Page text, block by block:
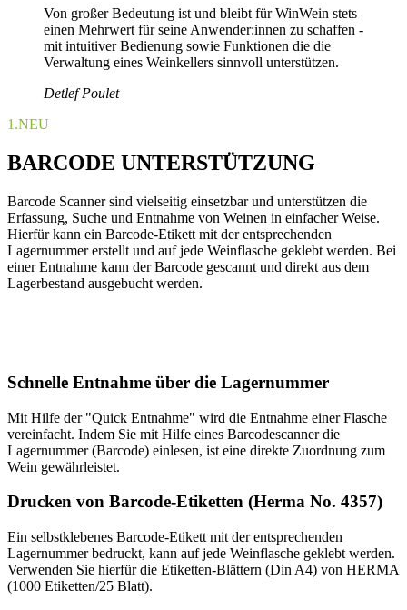
Von großer Bedeutung ist und bleibt für WinWein stets
einen Mehrwert für seine Anwender:innen zu schaffen -
mit intuitiver Bedienung sowie Funktionen die die
Verwaltung eines Weinkellers sinnvoll unterstützen.
Detlef Poulet
1.NEU
BARCODE UNTERSTÜTZUNG
Barcode Scanner sind vielseitig einsetzbar und unterstützen die
Erfassung, Suche und Entnahme von Weinen in einfacher Weise.
Hierfür kann ein Barcode-Etikett mit der entsprechenden
Lagernummer erstellt und auf jede Weinflasche geklebt werden. Bei
einer Entnahme kann der Barcode gescannt und direkt aus dem
Lagerbestand ausgebucht werden.
Schnelle Entnahme über die Lagernummer
Mit Hilfe der "Quick Entnahme" wird die Entnahme einer Flasche
vereinfacht. Indem Sie mit Hilfe eines Barcodescanner die
Lagernummer (Barcode) einlesen, ist eine direkte Zuordnung zum
Wein gewährleistet.
Drucken von Barcode-Etiketten (Herma No. 4357)
Ein selbstklebenes Barcode-Etikett mit der entsprechenden
Lagernummer bedruckt, kann auf jede Weinflasche geklebt werden.
Verwenden Sie hierfür die Etiketten-Blättern (Din A4) von HERMA
(1000 Etiketten/25 Blatt).